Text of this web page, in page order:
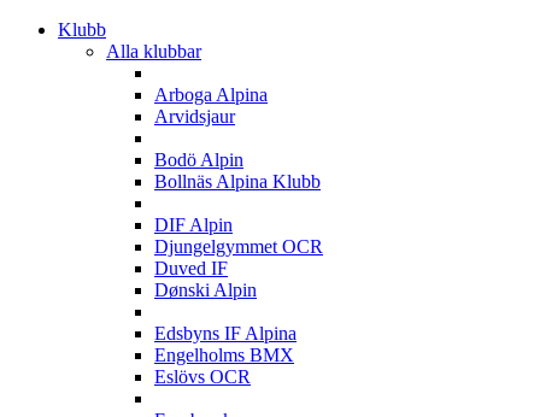
Klubb
Alla klubbar
Arboga Alpina
Arvidsjaur
Bodö Alpin
Bollnäs Alpina Klubb
DIF Alpin
Djungelgymmet OCR
Duved IF
Dønski Alpin
Edsbyns IF Alpina
Engelholms BMX
Eslövs OCR